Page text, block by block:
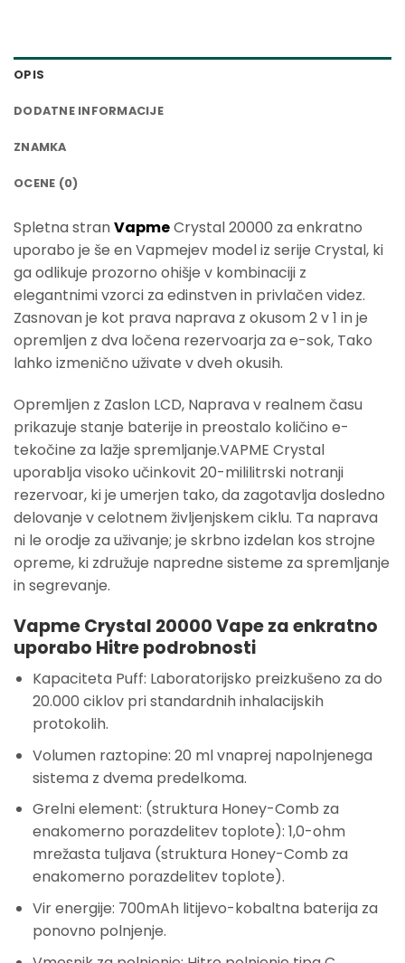
OPIS
DODATNE INFORMACIJE
ZNAMKA
OCENE (0)
Spletna stranVapmeCrystal 20000 za enkratno
uporabo je še en Vapmejev model iz serije Crystal, ki
ga odlikuje prozorno ohišje v kombinaciji z
elegantnimi vzorci za edinstven in privlačen videz.
Zasnovan je kot prava naprava z okusom 2 v 1 in je
opremljen z dva ločena rezervoarja za e-sok, Tako
lahko izmenično uživate v dveh okusih.
Opremljen z Zaslon LCD, Naprava v realnem času
prikazuje stanje baterije in preostalo količino e-
tekočine za lažje spremljanje.VAPME Crystal
uporablja visoko učinkovit 20-mililitrski notranji
rezervoar, ki je umerjen tako, da zagotavlja dosledno
delovanje v celotnem življenjskem ciklu. Ta naprava
ni le orodje za uživanje; je skrbno izdelan kos strojne
opreme, ki združuje napredne sisteme za spremljanje
in segrevanje.
Vapme Crystal 20000 Vape za enkratno
uporabo Hitre podrobnosti
Kapaciteta Puff: Laboratorijsko preizkušeno za do
20.000 ciklov pri standardnih inhalacijskih
protokolih.
Volumen raztopine: 20 ml vnaprej napolnjenega
sistema z dvema predelkoma.
Grelni element: (struktura Honey-Comb za
enakomerno porazdelitev toplote): 1,0-ohm
mrežasta tuljava (struktura Honey-Comb za
enakomerno porazdelitev toplote).
Vir energije: 700mAh litijevo-kobaltna baterija za
ponovno polnjenje.